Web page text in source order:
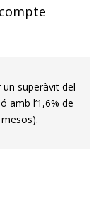
superàvit del
amb l’1,6% de